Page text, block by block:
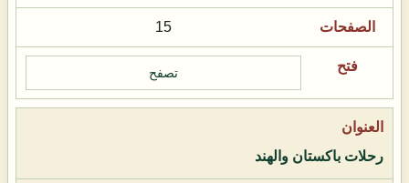
15
تصفح
رحلات باكستان والهند